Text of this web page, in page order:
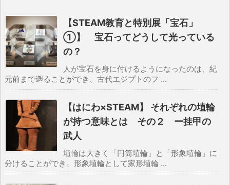
【STEAM教育と特別展「宝石」
①】 宝石ってどうして光っている
の？
人が宝石を身に付けるようになったのは、紀
元前まで遡ることができ、古代エジプトのフ ...
【はにわ×STEAM】 それぞれの埴輪
が持つ意味とは その２ ー挂甲の
武人
埴輪は大きく「円筒埴輪」と「形象埴輪」に
分けることができ、形象埴輪として家形埴輪 ...